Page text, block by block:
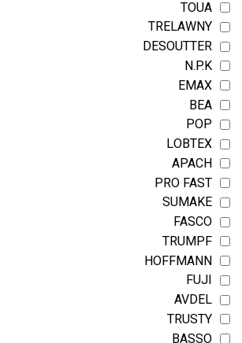
TOUA
TRELAWNY
DESOUTTER
N.P.K
EMAX
BEA
POP
LOBTEX
APACH
PRO FAST
SUMAKE
FASCO
TRUMPF
HOFFMANN
FUJI
AVDEL
TRUSTY
BASSO